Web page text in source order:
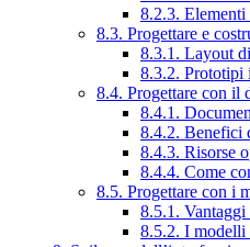
8.2.3.
8.3. Progettare e
8.3.1. Layout
8.3.2. Prototipi
8.4. Progettare con il
8.4.1.
8.4.2. Benefici
8.4.3. Risorse
8.4.4. Come
8.5. Progettare con i
8.5.1.
8.5.2. I modelli